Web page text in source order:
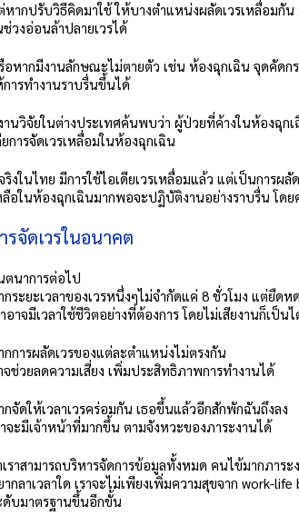
หากปรับวิธีคิดมาใช้ ให้บางตำแหน่งผลัดเวรเหลื่อมกั
ช่วงอ่อนล้าปลายเวรได้
อหากมีงานลักษณะไม่ตายตัว เช่น ห้องฉุกเฉิน จุดคัดก
การทำงานราบรื่นขึ้นได้
านวิจัยในต่างประเทศค้นพบว่า ผู้ป่วยที่ค้างในห้องฉุ
ยการจัดเวรเหลื่อมในห้องฉุกเฉิน
ริงในไทย มีการใช้ไอเดียเวรเหลื่อมแล้ว แต่เป็นการ
ลือในห้องฉุกเฉินมากพอจะปฏิบัติงานอย่างราบรื่น โด
รจัดเวรในอนาคต
ตนาการต่อไป
กระยะเวลาของเวรหนึ่งๆไม่จำกัดแค่ 8 ชั่วโมง แต่ยืด
าอาจมีเวลาใช้ชีวิตอย่างที่ต้องการ โดยไม่เสียงานก็เป็น
กการผลัดเวรของแต่ละตำแหน่งไม่ตรงกัน
จช่วยลดความเสี่ยง เพิ่มประสิทธิภาพการทำงานได้
กจัดให้เวลาเวรคร่อมกัน เธอขึ้นแล้วอีกสักพักฉันถึงลง
าจะมีเจ้าหน้าที่มากขึ้น ตามจังหวะของภาระงานได้
เราสามารถบริหารจัดการข้อมูลทั้งหมด คนไข้มากภาร
ากลาเวลาใด เราจะไม่เพียงเพิ่มความสุขจาก work-
ดับมาตรฐานขึ้นอีกขั้น